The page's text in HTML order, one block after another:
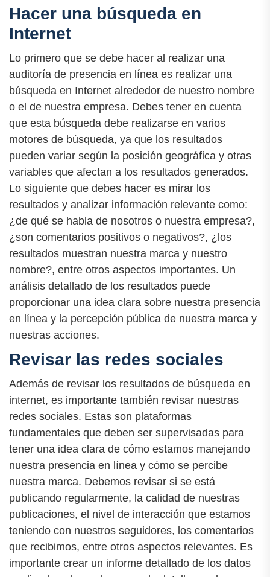
Hacer una búsqueda en
Internet
Lo primero que se debe hacer al realizar una
auditoría de presencia en línea es realizar una
búsqueda en Internet alrededor de nuestro nombre
o el de nuestra empresa. Debes tener en cuenta
que esta búsqueda debe realizarse en varios
motores de búsqueda, ya que los resultados
pueden variar según la posición geográfica y otras
variables que afectan a los resultados generados.
Lo siguiente que debes hacer es mirar los
resultados y analizar información relevante como:
¿de qué se habla de nosotros o nuestra empresa?,
¿son comentarios positivos o negativos?, ¿los
resultados muestran nuestra marca y nuestro
nombre?, entre otros aspectos importantes. Un
análisis detallado de los resultados puede
proporcionar una idea clara sobre nuestra presencia
en línea y la percepción pública de nuestra marca y
nuestras acciones.
Revisar las redes sociales
Además de revisar los resultados de búsqueda en
internet, es importante también revisar nuestras
redes sociales. Estas son plataformas
fundamentales que deben ser supervisadas para
tener una idea clara de cómo estamos manejando
nuestra presencia en línea y cómo se percibe
nuestra marca. Debemos revisar si se está
publicando regularmente, la calidad de nuestras
publicaciones, el nivel de interacción que estamos
teniendo con nuestros seguidores, los comentarios
que recibimos, entre otros aspectos relevantes. Es
importante crear un informe detallado de los datos